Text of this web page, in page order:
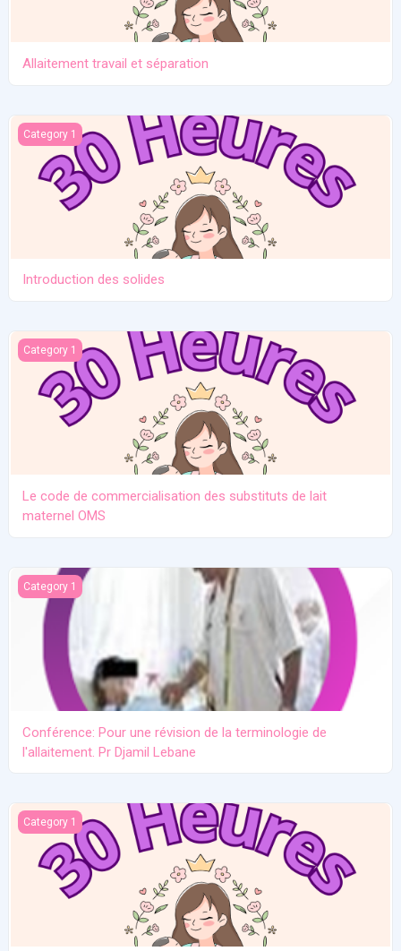
Allaitement travail et séparation
Introduction des solides
Category 1
Introduction des solides
Le code de commercialisation des substituts de lait maternel
Category 1
Le code de commercialisation des substituts de lait
maternel OMS
Conférence: Pour une révision de la terminologie de l'allaitement.
Category 1
Conférence: Pour une révision de la terminologie de
l'allaitement. Pr Djamil Lebane
Les problèmes communs en allaitement maternel
Category 1